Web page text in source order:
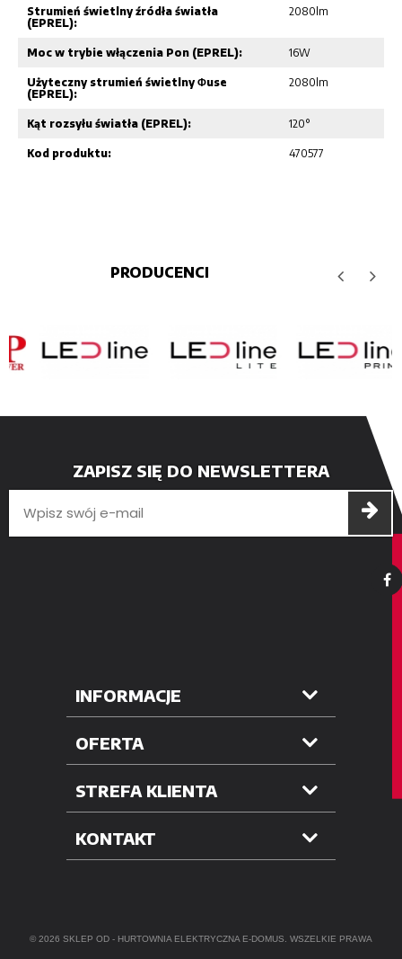
Strumień świetlny źródła światła
(EPREL):
2080lm
Moc w trybie włączenia Pon (EPREL): 16W
Użyteczny strumień świetlny Φuse
(EPREL):
2080lm
Kąt rozsyłu światła (EPREL): 120°
Kod produktu: 470577
PRODUCENCI
ZAPISZ SIĘ DO NEWSLETTERA
INFORMACJE
OFERTA
STREFA KLIENTA
KONTAKT
© 2026 SKLEP OD - HURTOWNIA ELEKTRYCZNA E-DOMUS. WSZELKIE PRAWA